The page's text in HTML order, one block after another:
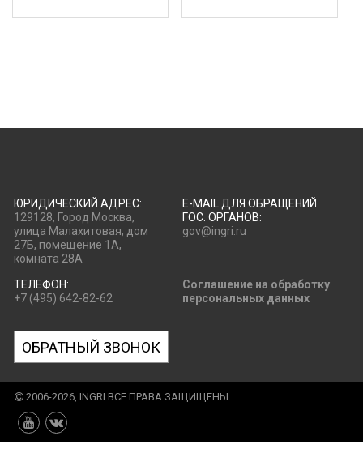
ЮРИДИЧЕСКИЙ АДРЕС:
129128, Город Москва,
улица Малахитовая, дом
27Б, помещение 1А,
комната 28А
E-MAIL ДЛЯ ОБРАЩЕНИЙ
ГОС. ОРГАНОВ:
gov@ingri.ru
ТЕЛЕФОН:
+7 (495) 642-82-62
Соглашение на обработку
персональных данных
ОБРАТНЫЙ ЗВОНОК
2006-2026, INGRI ВСЕ ПРАВА ЗАЩИЩЕНЫ